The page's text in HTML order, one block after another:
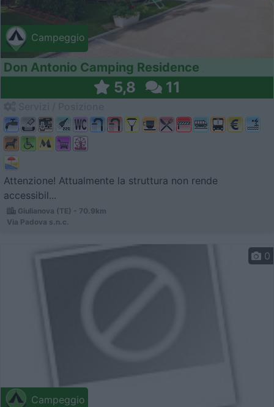
Campeggio
Don Antonio Camping Residence
5,8 11
Attenzione! Attualmente la struttura non rende
accessibil...
Giulianova (TE) - 70.9km
Via Padova s.n.c.
Campeggio
0